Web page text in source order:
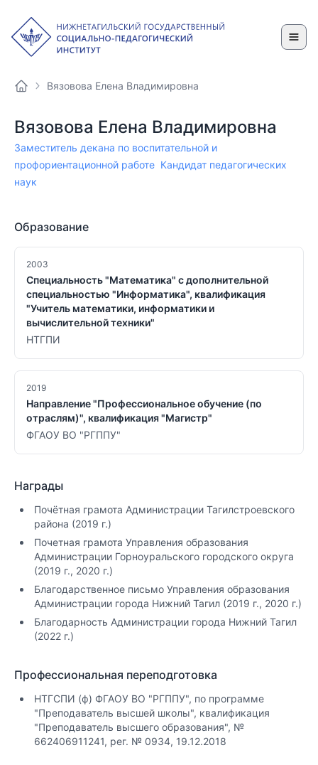
Вязовова Елена Владимировна
Вязовова Елена Владимировна
Заместитель декана по воспитательной и
профориентационной работе Кандидат педагогических
наук
Образование
2003
Специальность "Математика" с дополнительной
специальностью "Информатика", квалификация
"Учитель математики, информатики и
вычислительной техники"
НТГПИ
2019
Направление "Профессиональное обучение (по
отраслям)", квалификация "Магистр"
ФГАОУ ВО "РГППУ"
Награды
Почётная грамота Администрации Тагилстроевского
района (2019 г.)
Почетная грамота Управления образования
Администрации Горноуральского городского округа
(2019 г., 2020 г.)
Благодарственное письмо Управления образования
Администрации города Нижний Тагил (2019 г., 2020 г.)
Благодарность Администрации города Нижний Тагил
(2022 г.)
Профессиональная переподготовка
НТГСПИ (ф) ФГАОУ ВО "РГППУ", по программе
"Преподаватель высшей школы", квалификация
"Преподаватель высшего образования", №
662406911241, рег. № 0934, 19.12.2018